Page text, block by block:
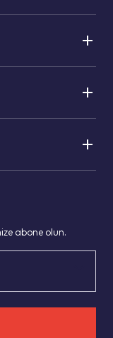
abone olun.